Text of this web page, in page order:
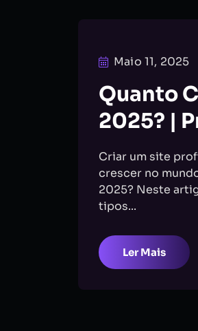
Maio 11, 2025
Quanto
2025? |
Criar um site
crescer no
2025? Neste
tipos...
Ler Mais